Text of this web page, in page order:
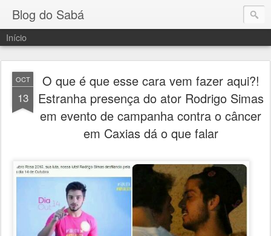
Blog do Sabá
Início
OCT
13
O que é que esse cara vem fazer aqui?!
Estranha presença do ator Rodrigo Simas
em evento de campanha contra o câncer
em Caxias dá o que falar